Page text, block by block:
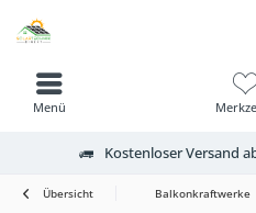
Kostenloser Versand
Menü
Übersicht Balkonkraftwerke